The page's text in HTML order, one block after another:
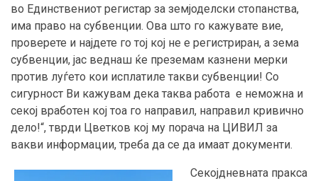
во Единствениот регистар за земјоделски стопанства,
има право на субвенции. Ова што го кажувате вие,
проверете и најдете го тој кој не е регистриран, а зема
субвенции, јас веднаш ќе преземам казнени мерки
против луѓето кои исплатиле такви субвенции! Со
сигурност Ви кажувам дека таква работа е неможна и
секој вработен кој тоа го направил, направил кривично
дело!“, тврди Цветков кој му порача на ЦИВИЛ за
вакви информации, треба да се да имаат документи.
Секојдневната пракса